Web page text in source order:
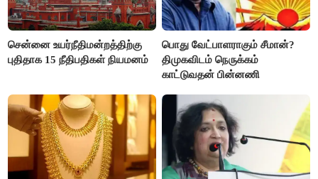
சென்னை உயர்நீதிமன்றத்திற்கு
புதிதாக 15 நீதிபதிகள் நியமனம்
பொது வேட்பாளராகும் சீமான்?
திமுகவிடம் நெருக்கம்
காட்டுவதன் பின்னணி